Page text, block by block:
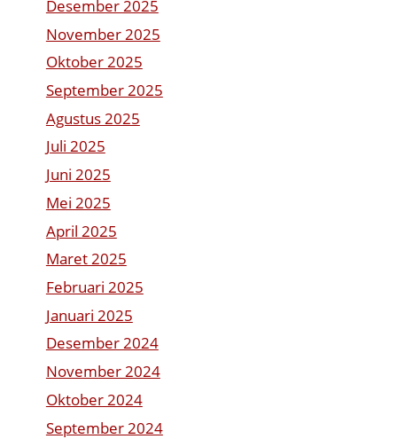
Desember 2025
November 2025
Oktober 2025
September 2025
Agustus 2025
Juli 2025
Juni 2025
Mei 2025
April 2025
Maret 2025
Februari 2025
Januari 2025
Desember 2024
November 2024
Oktober 2024
September 2024